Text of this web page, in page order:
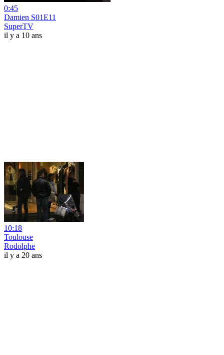
0:45
Damien S01E11
SuperTV
il y a 10 ans
10:18
Toulouse
Rodolphe
il y a 20 ans